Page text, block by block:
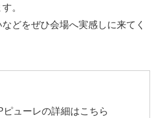
。
どをぜひ会場へ実感しに来てく
ピューレの詳細はこちら